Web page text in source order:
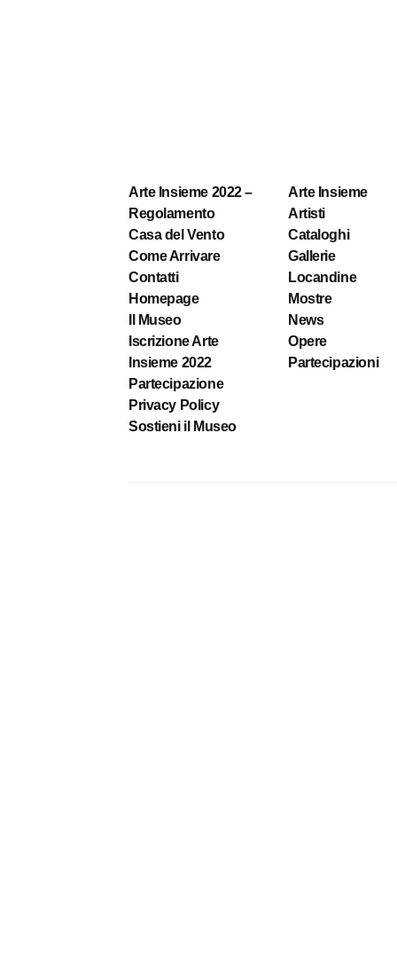
Arte Insieme 2022 –
Regolamento
Casa del Vento
Come Arrivare
Contatti
Homepage
Il Museo
Iscrizione Arte
Insieme 2022
Partecipazione
Privacy Policy
Sostieni il Museo
Arte Insieme
Artisti
Cataloghi
Gallerie
Locandine
Mostre
News
Opere
Partecipazioni